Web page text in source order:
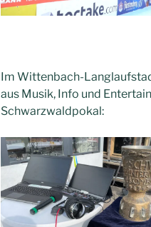
Im Wittenbach-
aus Musik, Info und
Schwarzwaldpokal: